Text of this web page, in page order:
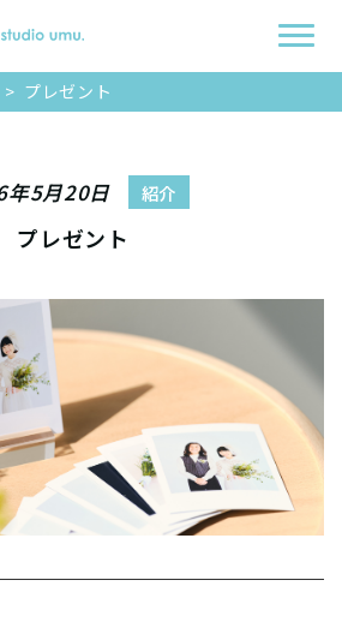
> プレゼント
年5月20日 紹介
プレゼント